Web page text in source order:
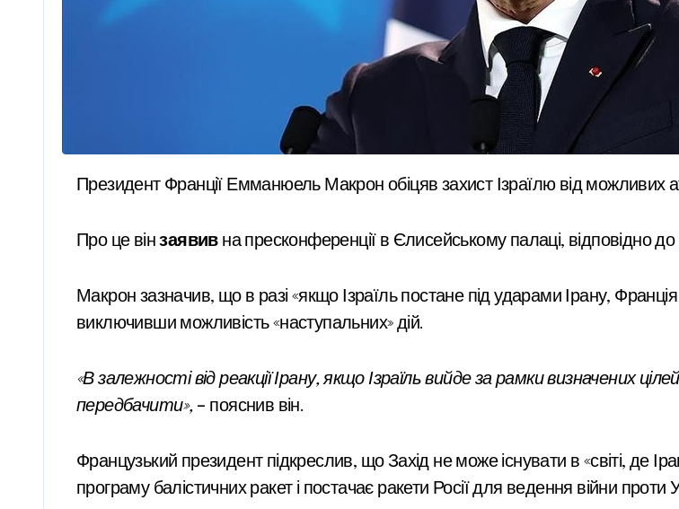
Президент Франції Емманюель Макрон обіцяв захист Ізраїлю від можливих
Про це вінзаявивна пресконференції в Єлисейському палаці, відповідно
Макрон зазначив, що в разі «якщо Ізраїль постане під ударами Ірану,
виключивши можливість «наступальних» дій.
«В залежності від реакції Ірану, якщо Ізраїль вийде за рамки визначених
передбачити»,– пояснив він.
Французький президент підкреслив, що Захід не може існувати в «світі, де
програму балістичних ракет і постачає ракети Росії для ведення війни проти